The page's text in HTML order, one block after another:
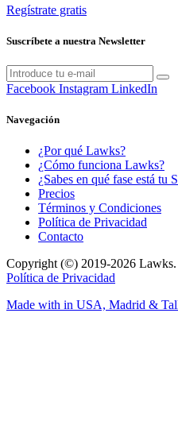
Regístrate gratis
Suscríbete a nuestra Newsletter
Facebook Instagram LinkedIn
Navegación
¿Por qué Lawks?
¿Cómo funciona Lawks?
¿Sabes en qué fase está tu
Precios
Términos y Condiciones
Política de Privacidad
Contacto
Copyright (©) 2019-2026
Política de Privacidad
Made with in USA, Madrid &